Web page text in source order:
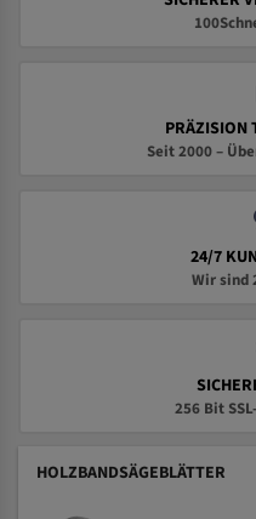
PRÄZISION
Seit 2000 –
24/7
Wir sind
256 Bit
HOLZBANDSÄGEBLÄTTER